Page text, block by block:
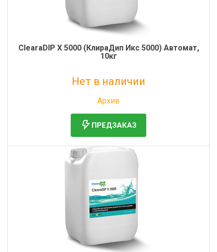
ClearaDIP X 5000 (КлираДип Икс 5000) Автомат,
10кг
Нет в наличии
Архив
ПРЕДЗАКАЗ